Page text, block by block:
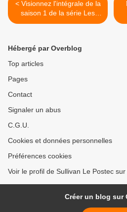
< Visionnez l'intégrale de la
saison 1 de la série Les
Engagés
Hébergé par Overblog
Top articles
Pages
Contact
Signaler un abus
C.G.U.
Cookies et données personnelles
Préférences cookies
Voir le profil de Sullivan Le Postec
Créer un blog sur